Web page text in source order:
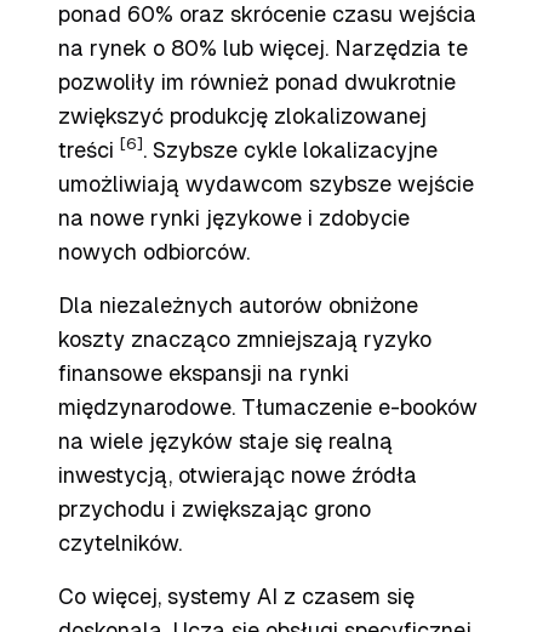
ponad 60% oraz skrócenie czasu wejścia
na rynek o 80% lub więcej. Narzędzia te
pozwoliły im również ponad dwukrotnie
zwiększyć produkcję zlokalizowanej
treści [6] . Szybsze cykle lokalizacyjne
umożliwiają wydawcom szybsze wejście
na nowe rynki językowe i zdobycie
nowych odbiorców.
Dla niezależnych autorów obniżone
koszty znacząco zmniejszają ryzyko
finansowe ekspansji na rynki
międzynarodowe. Tłumaczenie e-booków
na wiele języków staje się realną
inwestycją, otwierając nowe źródła
przychodu i zwiększając grono
czytelników.
Co więcej, systemy AI z czasem się